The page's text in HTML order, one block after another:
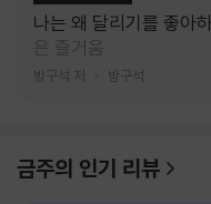
나는 왜 달리기를 좋아
은 즐거움
방구석 저 방구석
금주의 인기 리뷰